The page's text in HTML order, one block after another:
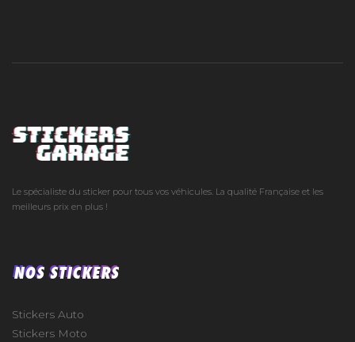
Le spécialiste du sticker pour tous vos véhicules. La qualité Française et les
meilleurs prix en plus !
NOS STICKERS
Stickers Auto
Stickers Moto